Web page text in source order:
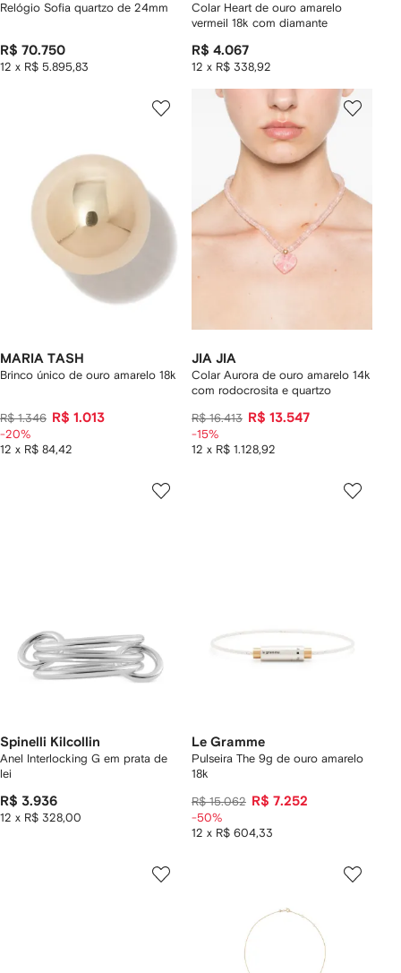
Relógio Sofia quartzo de 24mm
R$ 70.750
12 x R$ 5.895,83
Colar Heart de ouro amarelo
vermeil 18k com diamante
R$ 4.067
12 x R$ 338,92
MARIA TASH
Brinco único de ouro amarelo 18k
R$ 1.346 R$ 1.013
12 x R$ 84,42
-20%
JIA JIA
Colar Aurora de ouro amarelo 14k
com rodocrosita e quartzo
R$ 16.413 R$ 13.547
12 x R$ 1.128,92
-15%
Spinelli Kilcollin
Anel Interlocking G em prata de
lei
R$ 3.936
12 x R$ 328,00
Le Gramme
Pulseira The 9g de ouro amarelo
18k
R$ 15.062 R$ 7.252
12 x R$ 604,33
-50%